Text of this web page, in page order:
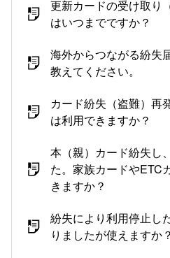
更新カードの受け取り
はいつまでですか？
海外からつながる紛失
教えてください。
カード紛失（盗難）再
は利用できますか？
本（親）カード紛失し
た。家族カードやETC
きますか？
紛失により利用停止し
りましたが使えますか？